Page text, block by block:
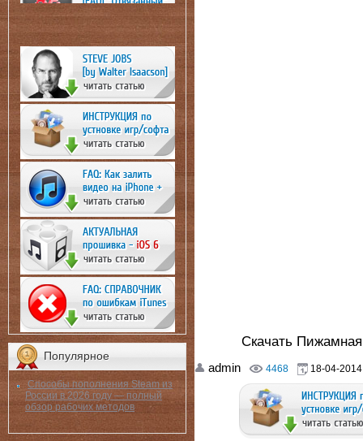
Популярное
Способы пополнения Steam из
России в 2026 году — полный
обзор рабочих методов
Скачать Пижамная
admin 4468 18-04-